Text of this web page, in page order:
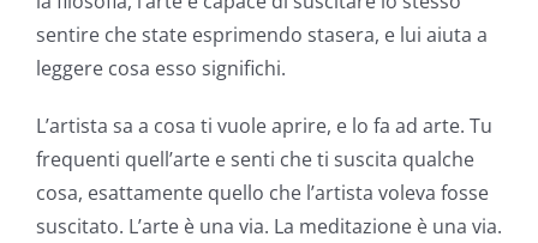
sentire che state esprimendo stasera, e lui aiuta a
leggere cosa esso significhi.
L’artista sa a cosa ti vuole aprire, e lo fa ad arte. Tu
frequenti quell’arte e senti che ti suscita qualche
cosa, esattamente quello che l’artista voleva fosse
suscitato. L’arte è una via. La meditazione è una via.